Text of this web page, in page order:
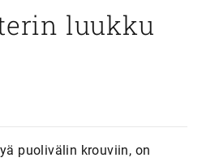
luukku
puolivälin krouviin, on